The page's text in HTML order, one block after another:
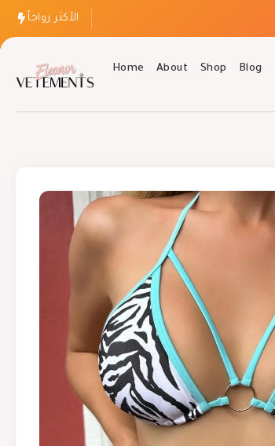
الأكثر رواجاً
Home About Shop Blog